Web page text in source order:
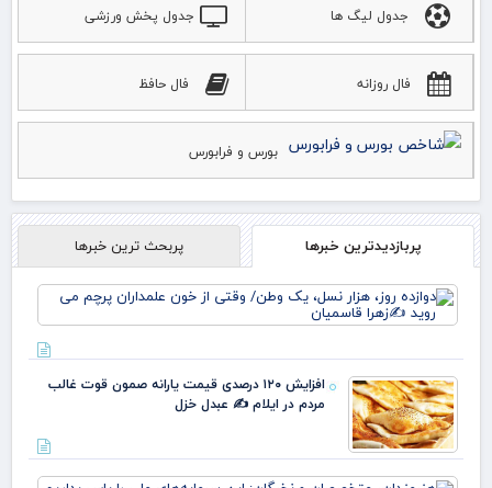
جدول لیگ ها جدول پخش ورزشی
فال روزانه فال حافظ
بورس و فرابورس
پربازدیدترین خبرها پربحث ترین خبرها
افزایش ۱۲۰ درصدی قیمت یارانه صمون قوت غالب
مردم در ایلام ✍️ عبدل خزل